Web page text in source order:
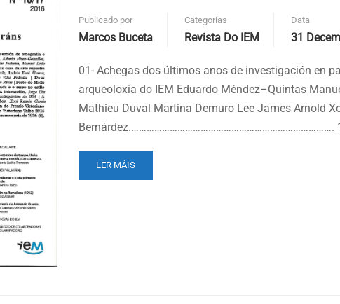
Publicado por
Marcos Buceta
Categorías
Revista Do IEM
Data
31
01- Achegas dos últimos anos de investigación en
arqueoloxía do IEM Eduardo Méndez–Quintas
Mathieu Duval Martina Demuro Lee James Arnold
Bernárdez.…………………………………………………………………….
READ
MORE
LER MÁIS